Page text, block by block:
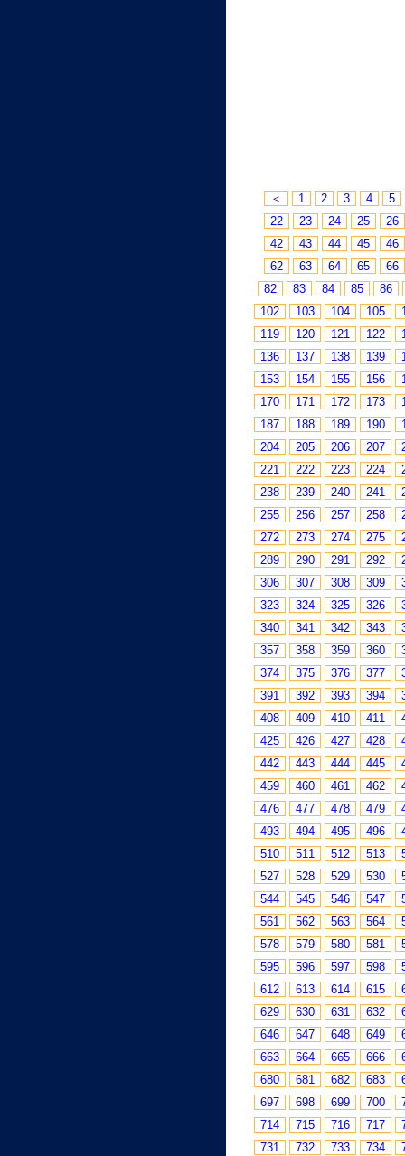
＜ 1 2 3 4
5
22
23 24 25
26
42
43 44 45
46
62
63 64 65
66
82
83 84 85
86
102
103 104 105
119
120 121 122
136
137 138 139
153
154 155 156
170
171 172 173
187
188 189 190
204
205 206 207
221
222 223 224
238
239 240 241
255
256 257 258
272
273 274 275
289
290 291 292
306
307 308 309
323
324 325 326
340
341 342 343
357
358 359 360
374
375 376 377
391
392 393 394
408
409 410 411
425
426 427 428
442
443 444 445
459
460 461 462
476
477 478 479
493
494 495 496
510
511 512 513
527
528 529 530
544
545 546 547
561
562 563 564
578
579 580 581
595
596 597 598
612
613 614 615
629
630 631 632
646
647 648 649
663
664 665 666
680
681 682 683
697
698 699 700
714
715 716 717
731
732 733 734